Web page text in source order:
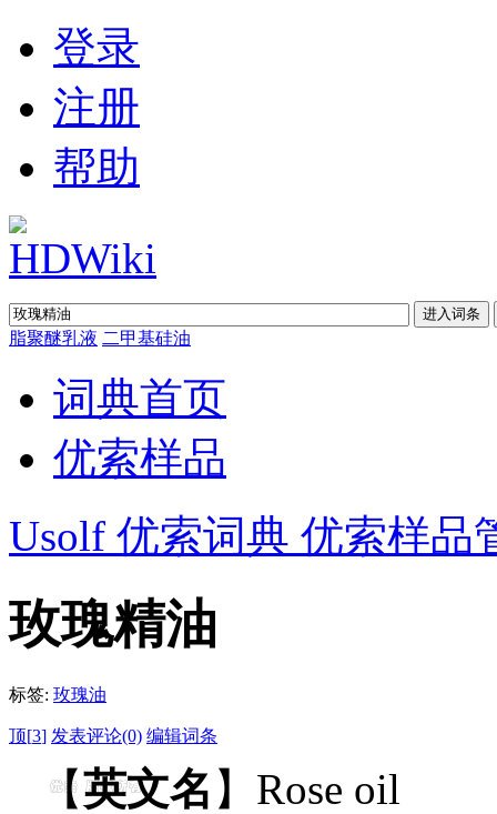
登录
注册
帮助
脂聚醚乳液 二甲基硅油
词典首页
优索样品
Usolf 优索词典 优索样品
玫瑰精油
标签: 玫瑰油
顶[3] 发表评论(0) 编辑词条
【英文名 】Rose oil